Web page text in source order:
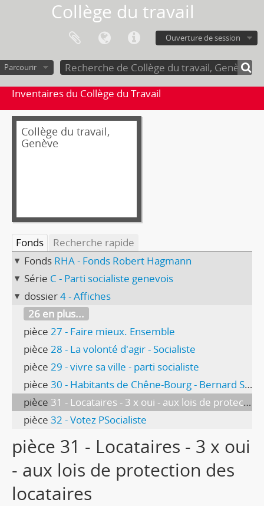
Collège du travail
Ouverture de session
Parcourir
Inventaires du Collège du Travail
Collège du travail,
Genève
Fonds
Recherche rapide
Fonds RHA - Fonds Robert Hagmann
Série C - Parti socialiste genevois
dossier4 - Affiches
26 en plus...
pièce 27 - Faire mieux. Ensemble
pièce 28 - La volonté d'agir - Socialiste
pièce 29 - vivre sa ville - parti socialiste
pièce 30 - Habitants de Chêne-Bourg - Bernard Schmidt
pièce 31 - Locataires - 3 x oui - aux lois de protection des locataires
pièce 32 - Votez PSocialiste
pièce 31 - Locataires - 3 x oui
- aux lois de protection des
locataires